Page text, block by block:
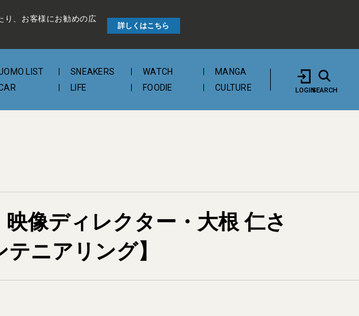
り、お客様にお勧めの広
詳しくはこちら
LIST SNEAKERS WATCH
MANGA
LIFE FOODIE CULTURE LOGINSEARCH
像ディレクター・大根 仁さ
ニアリング】